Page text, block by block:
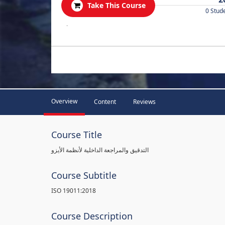
Take This Course
0
.
Overview Content Reviews
Course Title
التدقيق والمراجعة الداخلية لأنظمة الأيزو
Course Subtitle
ISO 19011:2018
Course Description